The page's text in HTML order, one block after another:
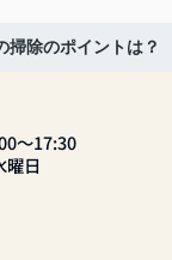
掃除のポイントは？
～17:30
曜日